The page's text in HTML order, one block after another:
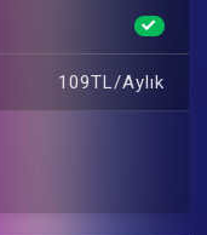
109TL/Aylık